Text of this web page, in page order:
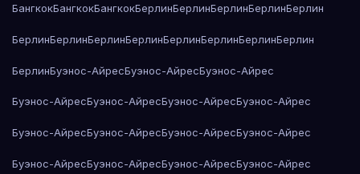
БангкокБангкокБангкокБерлинБерлинБерлинБерлинБерлин
БерлинБерлинБерлинБерлинБерлинБерлинБерлинБерлин
БерлинБуэнос-АйресБуэнос-АйресБуэнос-Айрес
Буэнос-АйресБуэнос-АйресБуэнос-АйресБуэнос-Айрес
Буэнос-АйресБуэнос-АйресБуэнос-АйресБуэнос-Айрес
Буэнос-АйресБуэнос-АйресБуэнос-АйресБуэнос-Айрес